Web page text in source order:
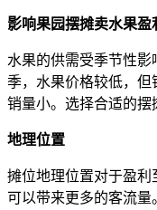
影响果园摆摊卖水果盈
水果的供需受季节性
季，水果价格较低，
销量小。选择合适的摆
地理位置
摊位地理位置对于盈
可以带来更多的客流